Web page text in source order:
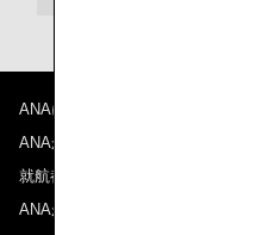
ANAについて
ANAからのお知らせ
就航都市
ANAがお約束する体験